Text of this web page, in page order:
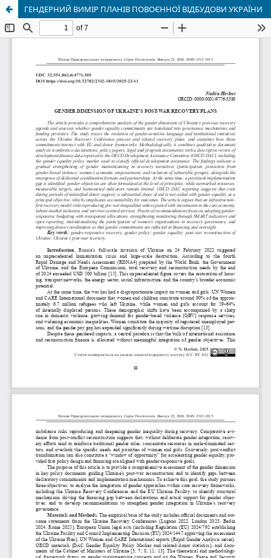
ГЕНДЕРНИЙ ВИМІР ПЛАНІВ ПОВОЄННОЇ ВІДБУДОВИ УКРАЇНИ